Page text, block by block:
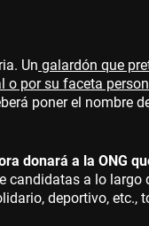
Un galardón que
o por su faceta
poner el nombre
donará a la ONG
candidatas a lo
deportivo, etc.,